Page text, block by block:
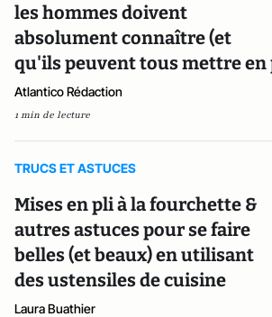
les hommes doivent
absolument connaître (et
qu'ils peuvent tous mettre en
Atlantico Rédaction
1 min de lecture
TRUCS ET ASTUCES
Mises en pli à la fourchette &
autres astuces pour se faire
belles (et beaux) en utilisant
des ustensiles de cuisine
Laura Buathier